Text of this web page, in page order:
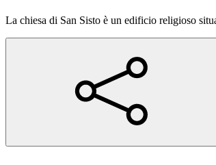
La chiesa di San Sisto è un edificio religioso